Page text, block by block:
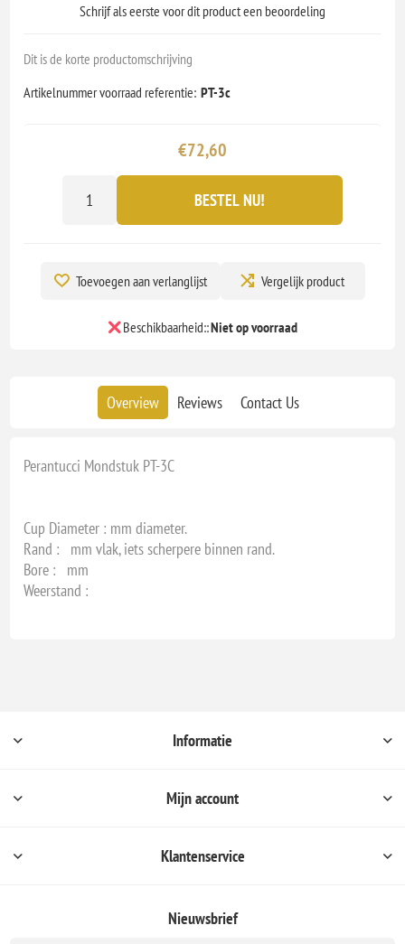
Schrijf als eerste voor dit product een beoordeling
Dit is de korte productomschrijving
Artikelnummer voorraad referentie: PT-3c
€72,60
BESTEL NU!
Toevoegen aan verlanglijst Vergelijk product
Beschikbaarheid::Niet op voorraad
Overview Reviews Contact Us
Perantucci Mondstuk PT-3C
Cup Diameter : mm diameter.
Rand : mm vlak, iets scherpere binnen rand.
Bore : mm
Weerstand :
Informatie
Mijn account
Klantenservice
Nieuwsbrief